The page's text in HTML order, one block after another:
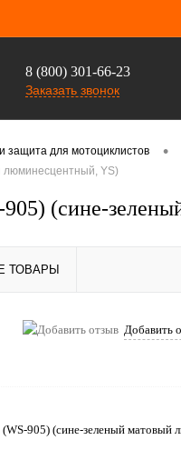
8 (800) 301-66-23
Заказать звонок
защита для мотоциклистов •
люминесцентный, YS)
(сине-
ТОВАРЫ
Добавить
905) (сине-зеленый матовый